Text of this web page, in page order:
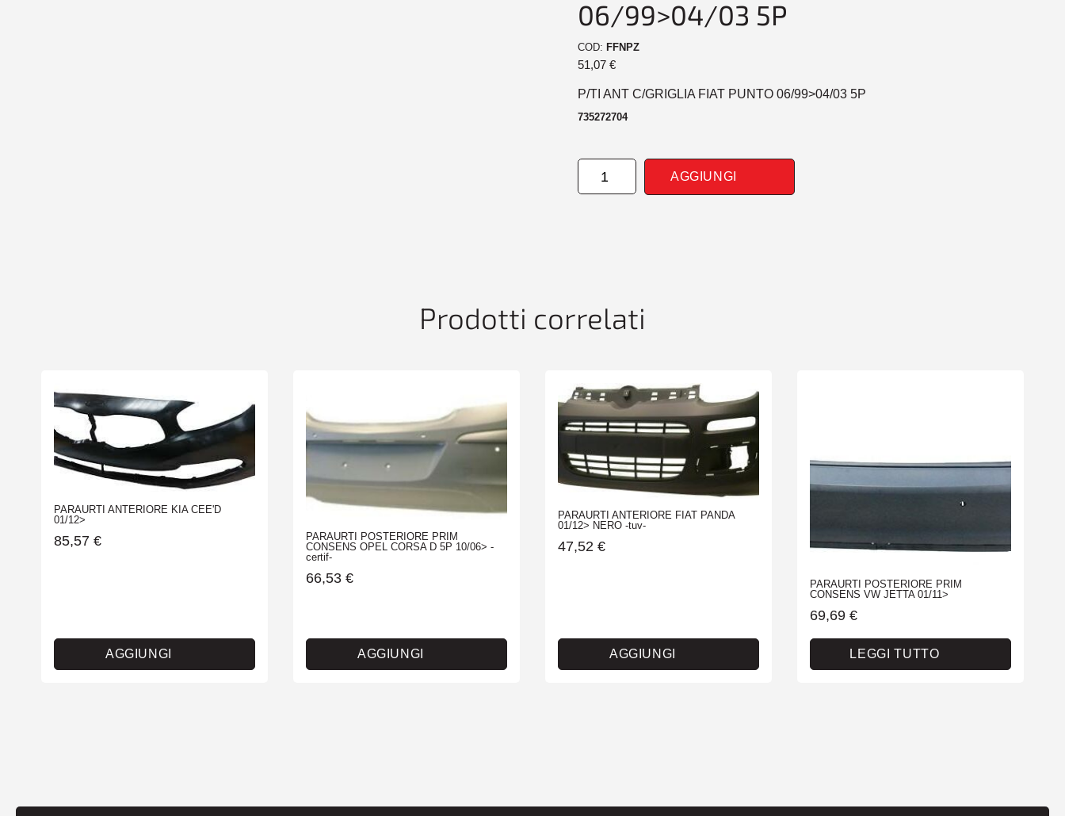
06/99>04/03 5P
COD: FFNPZ
51,07 €
P/TI ANT C/GRIGLIA FIAT PUNTO 06/99>04/03 5P
735272704
PARAURTI
ANTERIORE
CONGRIGLIA
AGGIUNGI
Prodotti correlati
PARAURTI ANTERIORE KIA CEE'D
01/12>
85,57 €
AGGIUNGI
PARAURTI POSTERIORE PRIM
CONSENS OPEL CORSA D 5P 10/06> -
certif-
66,53 €
AGGIUNGI
PARAURTI ANTERIORE FIAT PANDA
01/12> NERO -tuv-
47,52 €
AGGIUNGI
PARAURTI POSTERIORE PRIM
CONSENS VW JETTA 01/11>
69,69 €
LEGGI TUTTO